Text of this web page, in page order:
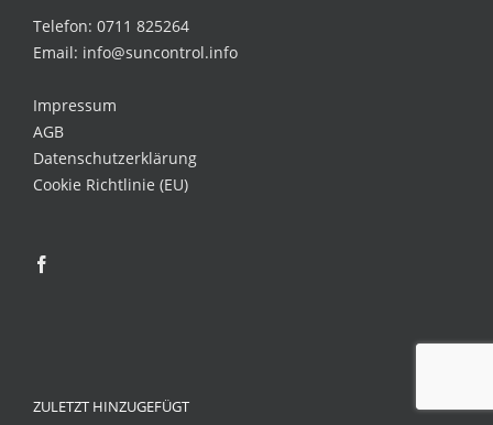
Telefon: 0711 825264
Email: info@suncontrol.info
Impressum
AGB
Datenschutzerklärung
Cookie Richtlinie (EU)
ZULETZT HINZUGEFÜGT